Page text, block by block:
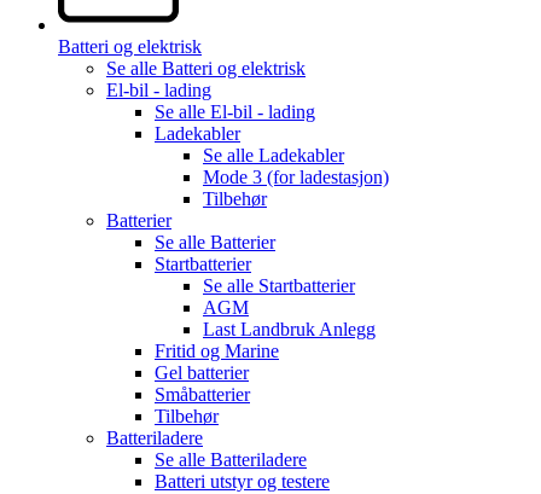
Batteri og elektrisk
Se alle Batteri og elektrisk
El-bil - lading
Se alle El-bil - lading
Ladekabler
Se alle Ladekabler
Mode 3 (for ladestasjon)
Tilbehør
Batterier
Se alle Batterier
Startbatterier
Se alle Startbatterier
AGM
Last Landbruk Anlegg
Fritid og Marine
Gel batterier
Småbatterier
Tilbehør
Batteriladere
Se alle Batteriladere
Batteri utstyr og testere